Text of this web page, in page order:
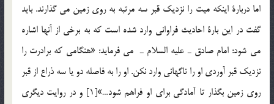
اما دربارة اينكه ميت را نزديك قبر سه مرتبه به روي زمين مي گذارند. بايد
گفت در اين بارة احاديث فراواني وارد شده است كه به برخي از آنها اشاره
مي شود: امام صادق ـ عليه السلام ـ مي فرمايد: «هنگامي كه برادرت را
نزديك قبر آوردي او را ناگهاني وارد نكن. او را به فاصله دو يا سه ذراع از قبر
روي زمين بگذار تا آمادگي براي او فراهم شود…»[1] و در روايت ديگري